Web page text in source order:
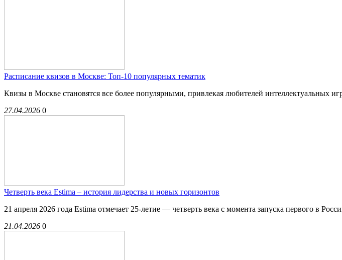
Расписание квизов в Москве: Топ-10 популярных тематик
Квизы в Москве становятся все более популярными, привлекая любителей интеллектуальных
27.04.2026 0
Четверть века Estima – история лидерства и новых горизонтов
21 апреля 2026 года Estima отмечает 25-летие — четверть века с момента запуска первого в
21.04.2026 0